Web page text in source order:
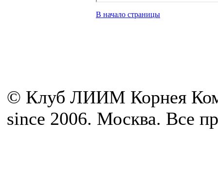
В начало страницы
© Клуб ЛИИМ Корнея
since 2006. Москва. Все